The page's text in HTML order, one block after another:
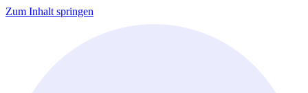
Zum Inhalt springen